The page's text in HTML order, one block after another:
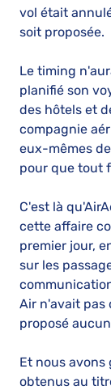
vol était
soit proposée.
Le timing
planifié son
des hôtels et
compagnie
eux-mêmes
pour que tout
C'est là
cette affaire
premier jour,
sur les
Air n'avait pas
proposé
Et nous avons
obtenus au